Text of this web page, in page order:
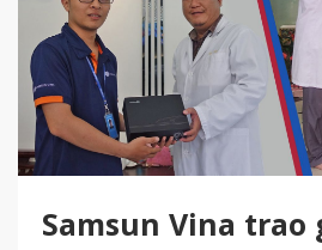
Samsun Vina trao